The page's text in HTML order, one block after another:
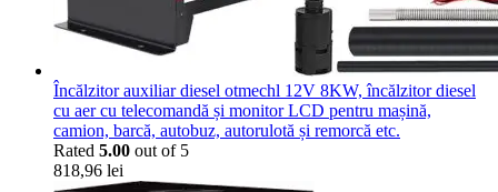
Încălzitor auxiliar diesel otmechl 12V 8KW, încălzitor diesel
cu aer cu telecomandă și monitor LCD pentru mașină,
camion, barcă, autobuz, autorulotă și remorcă etc.
Rated 5.00 out of 5
818,96 lei